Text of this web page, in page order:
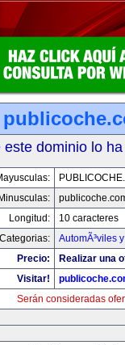
este dominio lo
Minusculas:
Longitud:
10 caracteres
Categorias:
AutomÃ³viles
Precio:
Realizar una
Visitar!
Serán consideradas